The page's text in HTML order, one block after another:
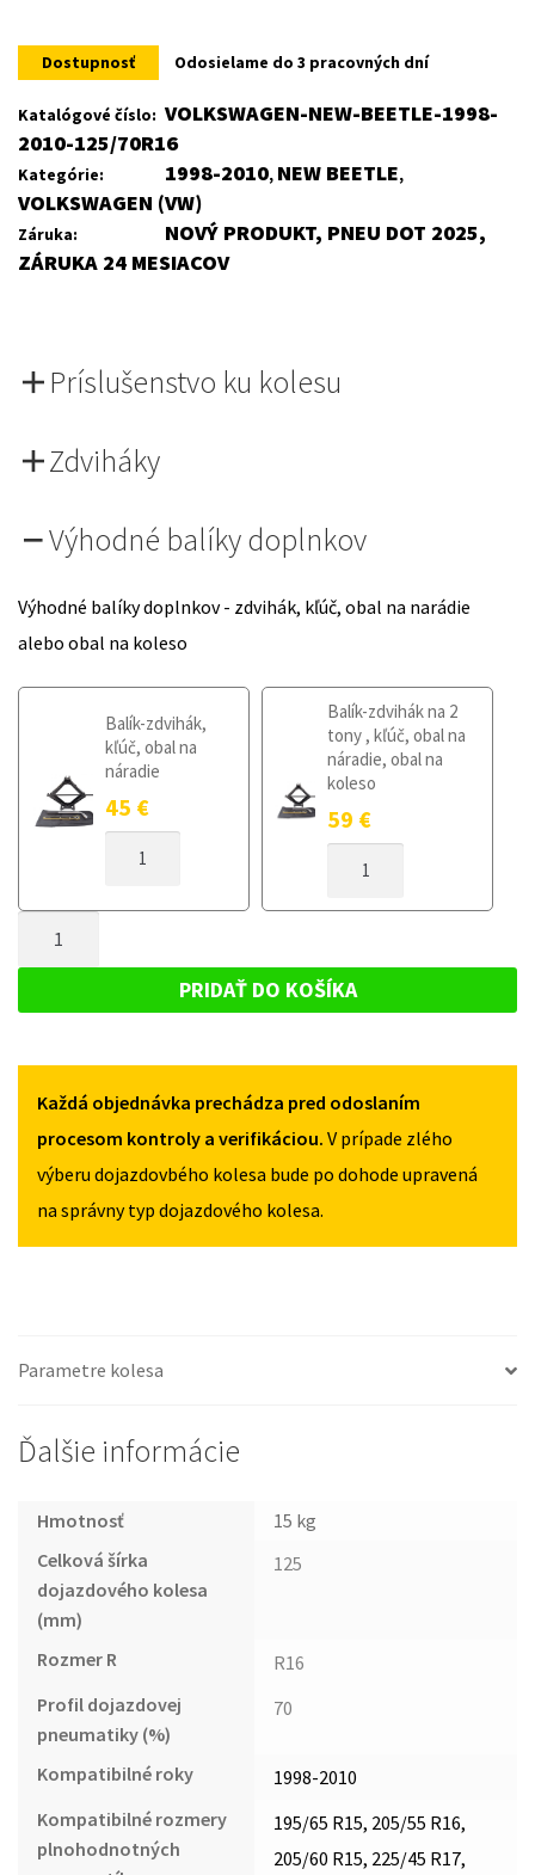
was:
168 €.
is:
143 €.
Dostupnosť Odosielame do 3 pracovných dní
Katalógové číslo: VOLKSWAGEN-NEW-BEETLE-1998-
2010-125/70R16
Kategórie: 1998-2010, NEW BEETLE,
VOLKSWAGEN (VW)
Záruka:
NOVÝ PRODUKT, PNEU DOT 2025,
ZÁRUKA 24 MESIACOV
Príslušenstvo ku kolesu
Zdviháky
Výhodné balíky doplnkov
Výhodné balíky doplnkov - zdvihák, kľúč, obal na narádie
alebo obal na koleso
Balík-zdvihák,
kľúč, obal na
náradie
45 €
DOJAZDOVÉ
VOLKSWAGEN
BEETLE
2010
Balík-zdvihák na 2
tony , kľúč, obal na
náradie, obal na
koleso
59 €
DOJAZDOVÉ
BEETLE
1998-
5X100
VOLKSWAGEN
1998-
2010
125/70R16
PRIDAŤ DO KOŠÍKA
Každá objednávka prechádza pred odoslaním
procesom kontroly a verifikáciou. V prípade zlého
výberu dojazdovbého kolesa bude po dohode upravená
na správny typ dojazdového kolesa.
Parametre kolesa
Ďalšie informácie
Hmotnosť
15 kg
Celková šírka
dojazdového kolesa
(mm)
125
Rozmer R
R16
Profil dojazdovej
pneumatiky (%)
70
Kompatibilné roky
1998-2010
Kompatibilné rozmery
plnohodnotných
195/65 R15, 205/55 R16,
205/60 R15, 225/45 R17,